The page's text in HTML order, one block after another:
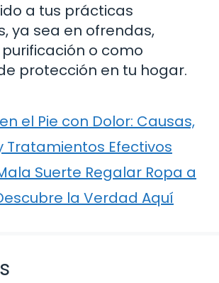
a tus prácticas
ya sea en ofrendas,
o como
protección en tu hogar.
el Pie con Dolor: Causas,
Tratamientos Efectivos
Suerte Regalar Ropa a
la Verdad Aquí